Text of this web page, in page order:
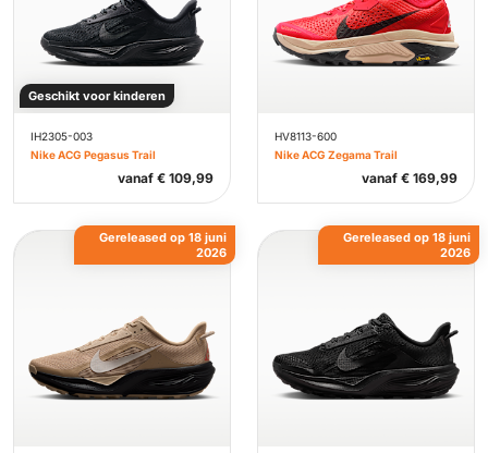
Geschikt voor kinderen
IH2305-003
Nike ACG Pegasus Trail
vanaf € 109,99
HV8113-600
Nike ACG Zegama Trail
vanaf € 169,99
Gereleased op 18 juni
2026
Gereleased op 18 juni
2026